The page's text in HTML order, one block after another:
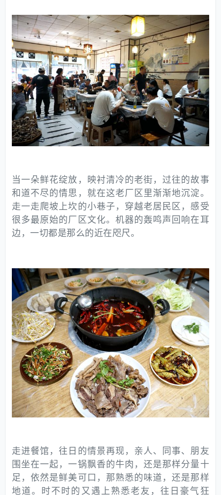
当一朵鲜花绽放，映衬清冷的老街，过往的故事
和道不尽的情思，就在这老厂区里渐渐地沉淀。
走一走爬坡上坎的小巷子，穿越老居民区，感受
很多最原始的厂区文化。机器的轰鸣声回响在耳
边，一切都是那么的近在咫尺。
走进餐馆，往日的情景再现，亲人、同事、朋友
围坐在一起，一锅飘香的牛肉，还是那样分量十
足，依然是鲜美可口，那熟悉的味道，还是那样
地道。时不时的又遇上熟悉老友，往日豪气狂